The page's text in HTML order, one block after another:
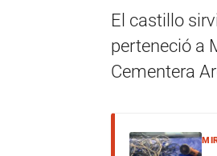
El castillo
perteneció a
Cementera